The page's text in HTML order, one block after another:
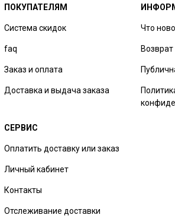
ПОКУПАТЕЛЯМ
Система скидок
faq
Заказ и оплата
Доставка и выдача заказа
Что
СЕРВИС
Оплатить доставку или заказ
Личный кабинет
Контакты
Отслеживание доставки